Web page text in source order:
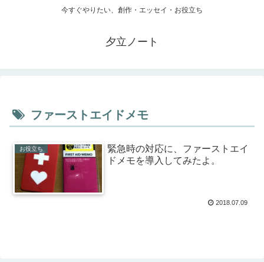
今すぐやりたい、創作・エッセイ・お役立ち
夕立ノート
ファーストエイドメモ
お役立ち
緊急時の対応に、ファーストエイ
ドメモを導入してみたよ。
2018.07.09